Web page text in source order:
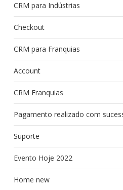
CRM para Indústrias
Checkout
CRM para Franquias
Account
CRM Franquias
Pagamento realizado com
Suporte
Evento Hoje 2022
Home new